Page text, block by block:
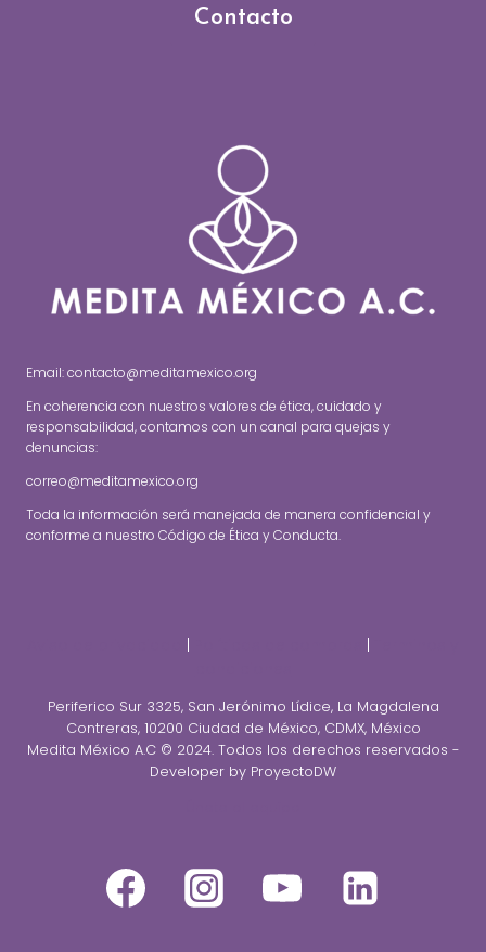
Contacto
Email: contacto@meditamexico.org
En coherencia con nuestros valores de ética, cuidado y
responsabilidad, contamos con un canal para quejas y
denuncias:
correo@meditamexico.org
Toda la información será manejada de manera confidencial y
conforme a nuestro Código de Ética y Conducta.
Periferico Sur 3325, San Jerónimo Lídice, La Magdalena
Contreras, 10200 Ciudad de México, CDMX, México
Medita México A.C © 2024. Todos los derechos reservados -
Developer by ProyectoDW